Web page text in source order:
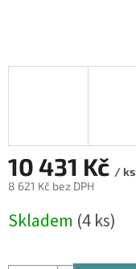
10 431 Kč / ks
8 621 Kč bez DPH
cena:
Skladem (4 ks)